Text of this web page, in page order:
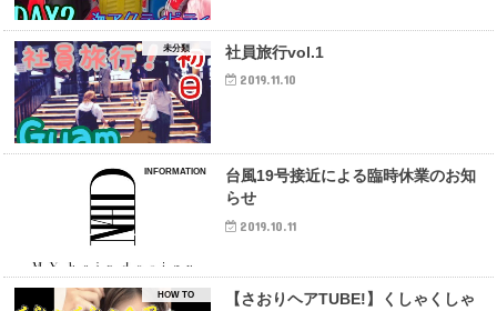
未分類 社員旅行vol.1
2019.11.10
INFORMATION
台風19号接近による臨時休業のお知
らせ
2019.10.11
HOW TO
【さおりヘアTUBE!】くしゃくしゃ